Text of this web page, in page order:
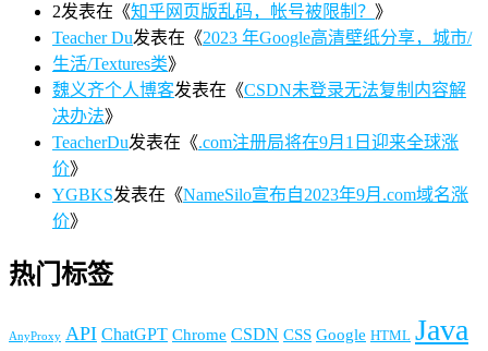
2发表在《知乎网页版乱码，帐号被限制？ 》
Teacher Du发表在《2023 年Google高清壁纸分享，城市/
生活/Textures类》
魏义齐个人博客发表在《CSDN未登录无法复制内容解
决办法》
TeacherDu发表在《.com注册局将在9月1日迎来全球涨
价》
YGBKS发表在《NameSilo宣布自2023年9月.com域名涨
价》
热门标签
AnyProxy API ChatGPT Chrome CSDN CSS Google HTML Java